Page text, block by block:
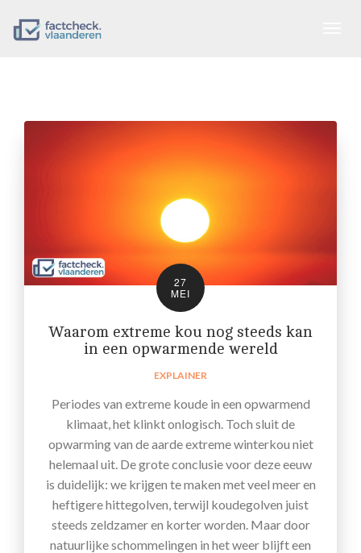
27
MEI
Waarom extreme kou nog steeds kan
in een opwarmende wereld
EXPLAINER
Periodes van extreme koude in een opwarmend
klimaat, het klinkt onlogisch. Toch sluit de
opwarming van de aarde extreme winterkou niet
helemaal uit. De grote conclusie voor deze eeuw
is duidelijk: we krijgen te maken met veel meer en
heftigere hittegolven, terwijl koudegolven juist
steeds zeldzamer en korter worden. Maar door
natuurlijke schommelingen in het weer blijft een